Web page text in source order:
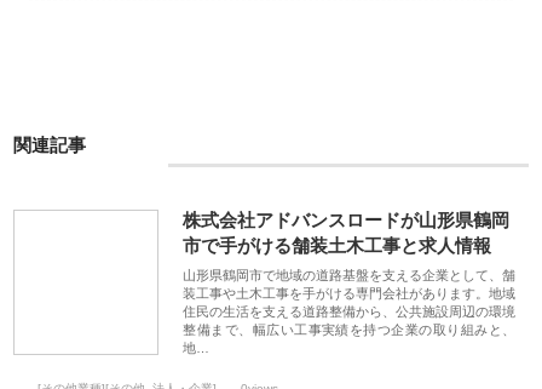
関連記事
株式会社アドバンスロードが山形県鶴岡
市で手がける舗装土木工事と求人情報
山形県鶴岡市で地域の道路基盤を支える企業として、舗
装工事や土木工事を手がける専門会社があります。地域
住民の生活を支える道路整備から、公共施設周辺の環境
整備まで、幅広い工事実績を持つ企業の取り組みと、
地…